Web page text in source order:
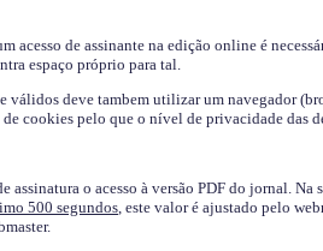
acesso de assinante na edição online é
espaço próprio para tal.
válidos deve tambem utilizar um navegador
de cookies pelo que o nível de privacidade das
assinatura o acesso à versão PDF do jornal. Na
500 segundos, este valor é ajustado pelo